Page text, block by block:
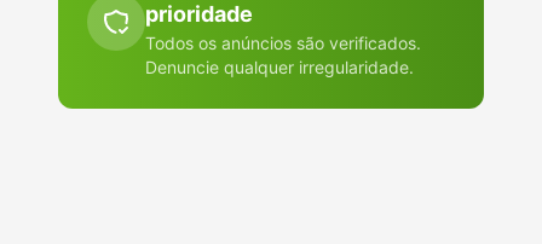
prioridade
Todos os anúncios são verificados.
Denuncie qualquer irregularidade.